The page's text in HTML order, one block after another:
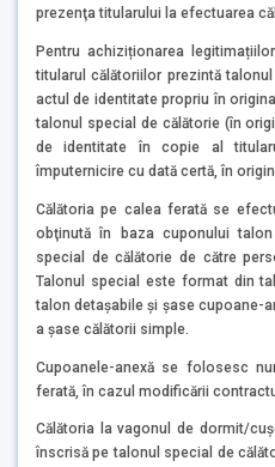
prezenţa titularului la efectuarea
Pentru achiziționarea
titularul călătoriilor prezintă
actul de identitate propriu în
talonul special de călătorie (în
de identitate în copie al
împuternicire cu dată certă, în
Călătoria pe calea ferată se
obţinută în baza cuponului
special de călătorie de către
Talonul special este format din
talon detaşabile şi şase cupoane-
a şase călătorii simple.
Cupoanele-anexă se folosesc
ferată, în cazul modificării
Călătoria la vagonul de dormit/
înscrisă pe talonul special de